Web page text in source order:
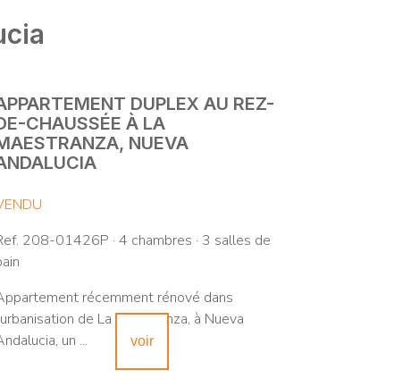
DUPLEX AU REZ-
CHAUSSÉE À LA
NUEVA
208-01426P · 4 chambres · 3 salles de
récemment rénové dans
de La Maestranza, à Nueva
un ...
voir